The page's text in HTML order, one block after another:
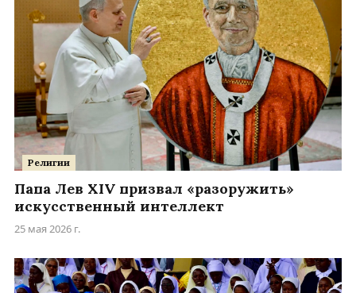
Религии
Папа Лев XIV призвал «разоружить»
искусственный интеллект
25 мая 2026 г.